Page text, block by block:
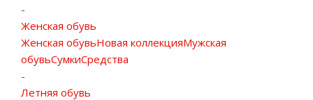
-
Женская обувь
Женская обувьНовая коллекцияМужская
обувьСумкиСредства
-
Летняя обувь